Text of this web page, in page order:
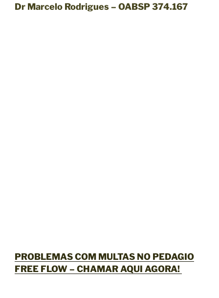
Dr Marcelo Rodrigues – OABSP 374.167
PROBLEMAS COM MULTAS NO PEDAGIO
FREE FLOW – CHAMAR AQUI AGORA!